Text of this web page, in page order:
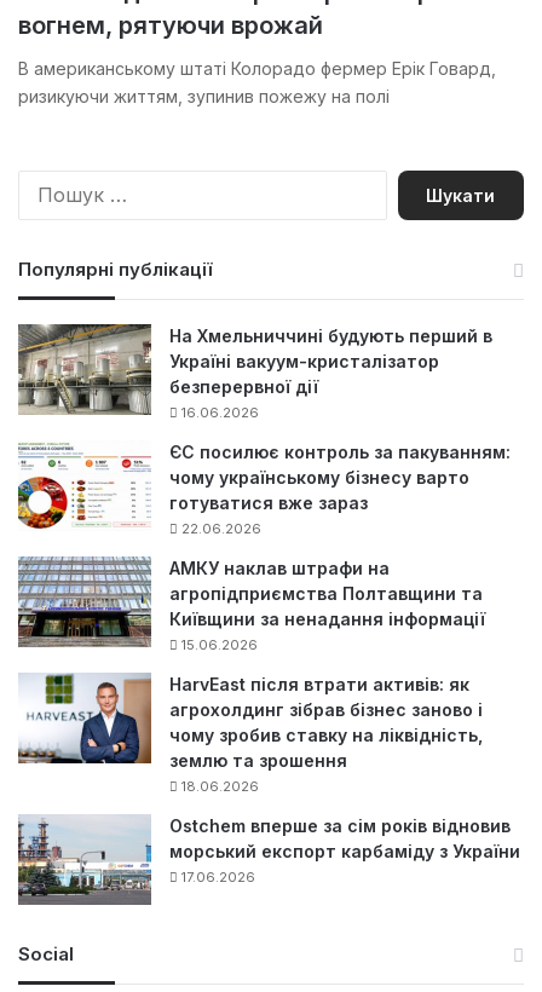
вогнем, рятуючи врожай
В американському штаті Колорадо фермер Ерік Говард,
ризикуючи життям, зупинив пожежу на полі
П
Популярні публікації
На Хмельниччині будують перший в
Україні вакуум-кристалізатор
безперервної дії
16.06.2026
ЄС посилює контроль за пакуванням:
чому українському бізнесу варто
готуватися вже зараз
22.06.2026
АМКУ наклав штрафи на
агропідприємства Полтавщини та
Київщини за ненадання інформації
15.06.2026
HarvEast після втрати активів: як
агрохолдинг зібрав бізнес заново і
чому зробив ставку на ліквідність,
землю та зрошення
18.06.2026
Ostchem вперше за сім років відновив
морський експорт карбаміду з України
17.06.2026
Social